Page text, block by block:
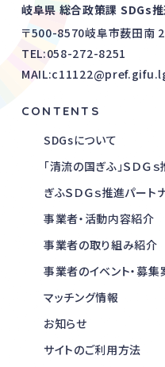
岐阜県 総合政策課 SDGs
〒500-8570岐阜市薮田南
TEL:058-272-8251
CONTENTS
SDGsについて
「清流の国ぎふ」ＳＤＧ
ぎふＳＤＧｓ推進パー
事業者・活動内容紹介
事業者の取り組み紹介
事業者のイベント・募
マッチング情報
お知らせ
サイトのご利用方法